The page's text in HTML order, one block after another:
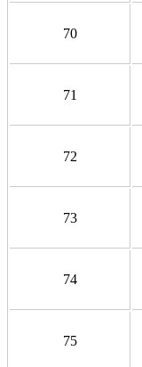
70
71
72
73
74
75